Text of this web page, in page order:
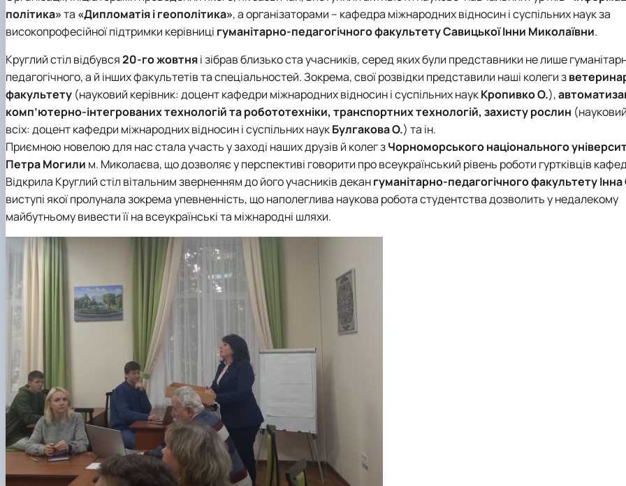
Фотостудія
Телестудія
Галерея відомих випускників
Відповідальні за інформаційне наповнення веб-сторінки факультету
Виховна робота
Пам'яті студентів та випускників факультету – захисників України
Вартість навчання
Центр профорієнтаційної роботи та сприяння працевлаштуванню студентської молоді
ДЕНЬ ВІДКРИТИХ ДВЕРЕЙ
Старостат
Електронні навчальні курси (Elearn)
Наукові школи
Кафедра англійської філології
Кафедра фізичної культури і спорту
Кафедра філософії та міжнародної комунікації
Кафедра психології
Кафедра культурології
політика»та «Дипломатія і геополітика», а організаторами – кафедра міжнародних відносин і суспільних наукза
високопрофесійної підтримки керівниці гуманітарно-педагогічного факультетуСавицької Інни Миколаївни.
Круглий стіл відбувся20-го жовтняі зібрав близько ста учасників, серед яких були представники не лише
педагогічного, а й інших факультетів та спеціальностей. Зокрема, свої розвідки представили наші колеги з
факультету (науковий керівник: доценткафедри міжнародних відносин і суспільних наукКропивко О.),
комп’ютерно-інтегрованих технологій та робототехніки, транспортних технологій, захисту рослин
всіх: доценткафедри міжнародних відносин і суспільних наукБулгакова О.) та ін.
Приємною новелою для нас стала участь у заході наших друзів й колег зЧорноморського національного
Петра Могили м. Миколаєва, що дозволяє у перспективі говорити про всеукраїнський рівень роботи гуртківців
Відкрила Круглий стіл вітальним зверненням до його учасників декангуманітарно-педагогічного факультету
виступі якої пролунала зокрема упевненність, що наполеглива наукова робота студентства дозволить у недалекому
майбутньому вивести її на всеукраїнські та міжнародні шляхи.